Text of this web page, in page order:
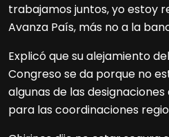
trabajamos juntos, yo estoy
Avanza País, más no a la
Explicó que su alejamiento
Congreso se da porque no
algunas de las
para las coordinaciones